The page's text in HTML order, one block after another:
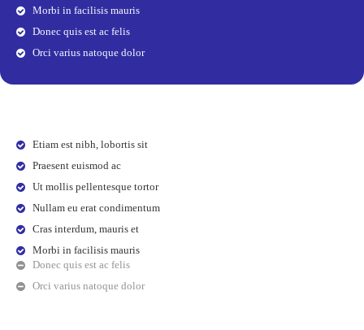
Morbi in facilisis mauris
Donec quis est ac felis
Orci varius natoque dolor
Etiam est nibh, lobortis sit
Praesent euismod ac
Ut mollis pellentesque tortor
Nullam eu erat condimentum
Cras interdum, mauris et
Morbi in facilisis mauris
Donec quis est ac felis
Orci varius natoque dolor